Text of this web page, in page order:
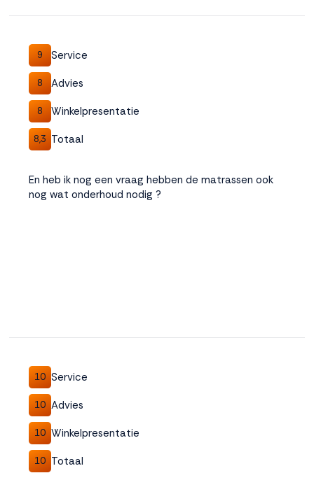
9 Service
8 Advies
8 Winkelpresentatie
8,3 Totaal
En heb ik nog een vraag hebben de matrassen ook
nog wat onderhoud nodig ?
10 Service
10 Advies
10 Winkelpresentatie
10 Totaal